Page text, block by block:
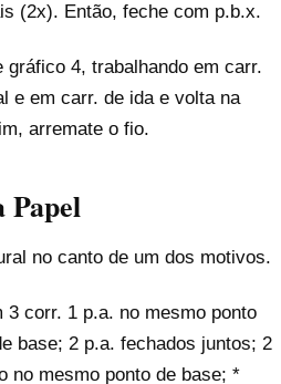
(2x). Então, feche com p.b.x.
gráfico 4, trabalhando em carr.
e em carr. de ida e volta na
arremate o fio.
Papel
no canto de um dos motivos.
3 corr. 1 p.a. no mesmo ponto
base; 2 p.a. fechados juntos; 2
no mesmo ponto de base; *